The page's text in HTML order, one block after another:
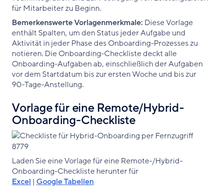
für Mitarbeiter zu Beginn.
Bemerkenswerte Vorlagenmerkmale: Diese Vorlage
enthält Spalten, um den Status jeder Aufgabe und
Aktivität in jeder Phase des Onboarding-Prozesses zu
notieren. Die Onboarding-Checkliste deckt alle
Onboarding-Aufgaben ab, einschließlich der Aufgaben
vor dem Startdatum bis zur ersten Woche und bis zur
90-Tage-Anstellung.
Vorlage für eine Remote/Hybrid-
Onboarding-Checkliste
‌Laden Sie eine Vorlage für eine Remote-/Hybrid-
Onboarding-Checkliste herunter für
Excel | Google Tabellen